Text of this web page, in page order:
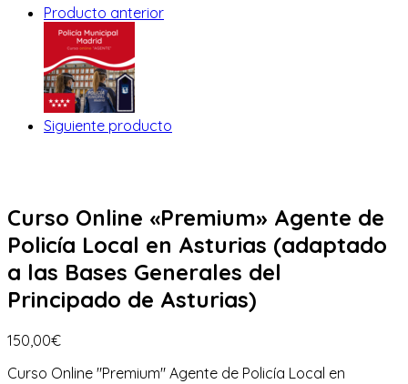
Producto anterior
Siguiente producto
Curso Online «Premium» Agente de
Policía Local en Asturias (adaptado
a las Bases Generales del
Principado de Asturias)
150,00€
Curso Online "Premium" Agente de Policía Local en